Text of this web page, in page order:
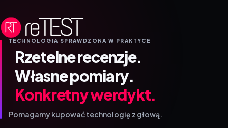
TECHNOLOGIA SPRAWDZONA W PRAKTYCE
Rzetelne recenzje.
Własne pomiary.
Konkretny werdykt.
Pomagamy kupować technologię z głową.